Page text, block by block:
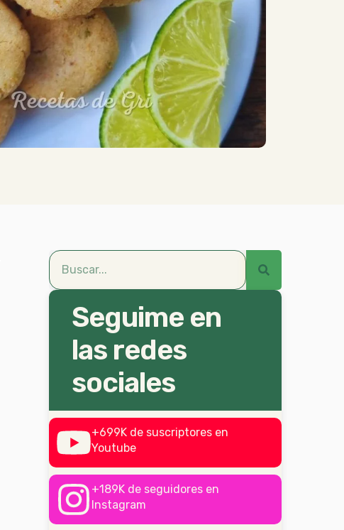
Seguime en
las redes
sociales
+699K de suscriptores en
Youtube
+189K de seguidores en
Instagram